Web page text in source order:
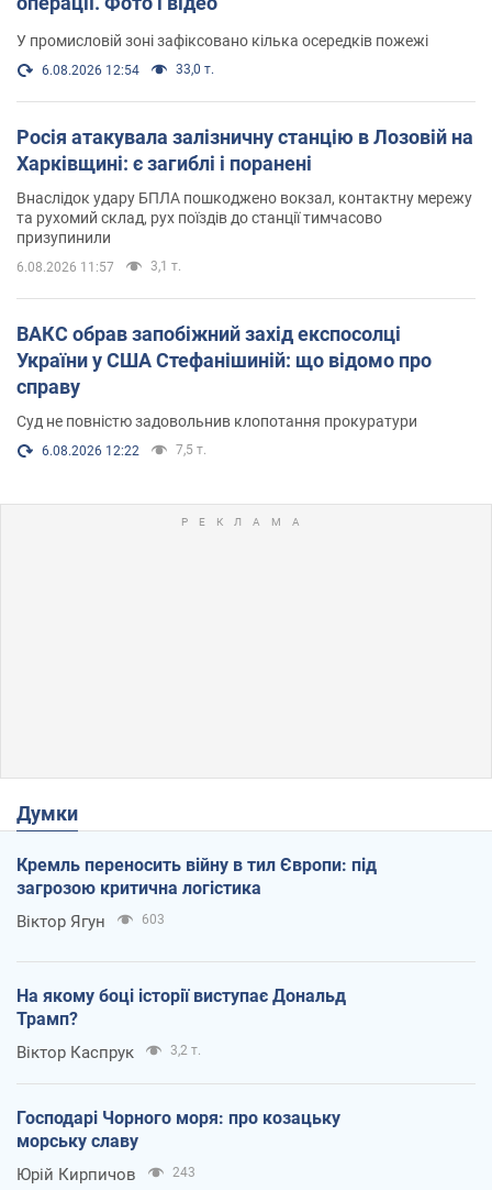
У промисловій зоні зафіксовано кілька осередків пожежі
6.08.2026 12:54 33,0 т.
Росія атакувала залізничну станцію в Лозовій на
Харківщині: є загиблі і поранені
Внаслідок удару БПЛА пошкоджено вокзал, контактну мережу
та рухомий склад, рух поїздів до станції тимчасово
призупинили
6.08.2026 11:57 3,1 т.
ВАКС обрав запобіжний захід експосолці
України у США Стефанішиній: що відомо про
справу
Суд не повністю задовольнив клопотання прокуратури
6.08.2026 12:22 7,5 т.
Думки
Кремль переносить війну в тил Європи: під
загрозою критична логістика
Віктор Ягун 603
На якому боці історії виступає Дональд
Трамп?
Віктор Каспрук 3,2 т.
Господарі Чорного моря: про козацьку
морську славу
Юрій Кирпичов 243